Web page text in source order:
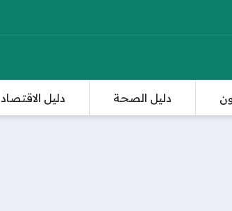
دليل الصحة دليل الاقتصاد